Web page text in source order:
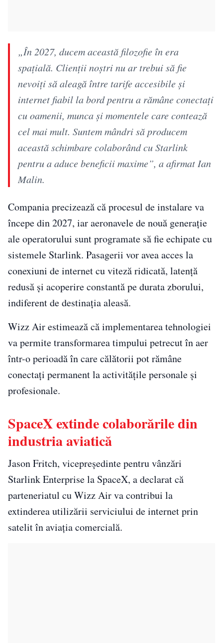
„În 2027, ducem această filozofie în era
spațială. Clienții noștri nu ar trebui să fie
nevoiți să aleagă între tarife accesibile și
internet fiabil la bord pentru a rămâne conectați
cu oamenii, munca și momentele care contează
cel mai mult. Suntem mândri să producem
această schimbare colaborând cu Starlink
pentru a aduce beneficii maxime”, a afirmat Ian
Malin.
Compania precizează că procesul de instalare va
începe din 2027, iar aeronavele de nouă generație
ale operatorului sunt programate să fie echipate cu
sistemele Starlink. Pasagerii vor avea acces la
conexiuni de internet cu viteză ridicată, latență
redusă și acoperire constantă pe durata zborului,
indiferent de destinația aleasă.
Wizz Air estimează că implementarea tehnologiei
va permite transformarea timpului petrecut în aer
într-o perioadă în care călătorii pot rămâne
conectați permanent la activitățile personale și
profesionale.
SpaceX extinde colaborările din
industria aviatică
Jason Fritch, vicepreședinte pentru vânzări
Starlink Enterprise la SpaceX, a declarat că
parteneriatul cu Wizz Air va contribui la
extinderea utilizării serviciului de internet prin
satelit în aviația comercială.